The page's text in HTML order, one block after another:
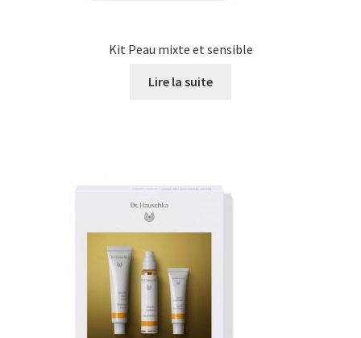
Kit Peau mixte et sensible
Lire la suite